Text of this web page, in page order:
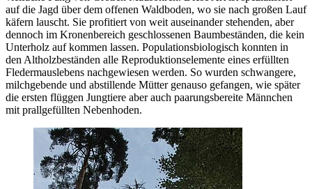
auf die Jagd über dem offenen Waldboden, wo sie nach großen Lauf
käfern lauscht. Sie profitiert von weit auseinander stehenden, aber
dennoch im Kronenbereich geschlossenen Baumbeständen, die kein
Unterholz auf kommen lassen. Populationsbiologisch konnten in
den Altholzbeständen alle Reproduktionselemente eines erfüllten
Fledermauslebens nachgewiesen werden. So wurden schwangere,
milchgebende und abstillende Mütter genauso gefangen, wie später
die ersten flüggen Jungtiere aber auch paarungsbereite Männchen
mit prallgefüllten Nebenhoden.